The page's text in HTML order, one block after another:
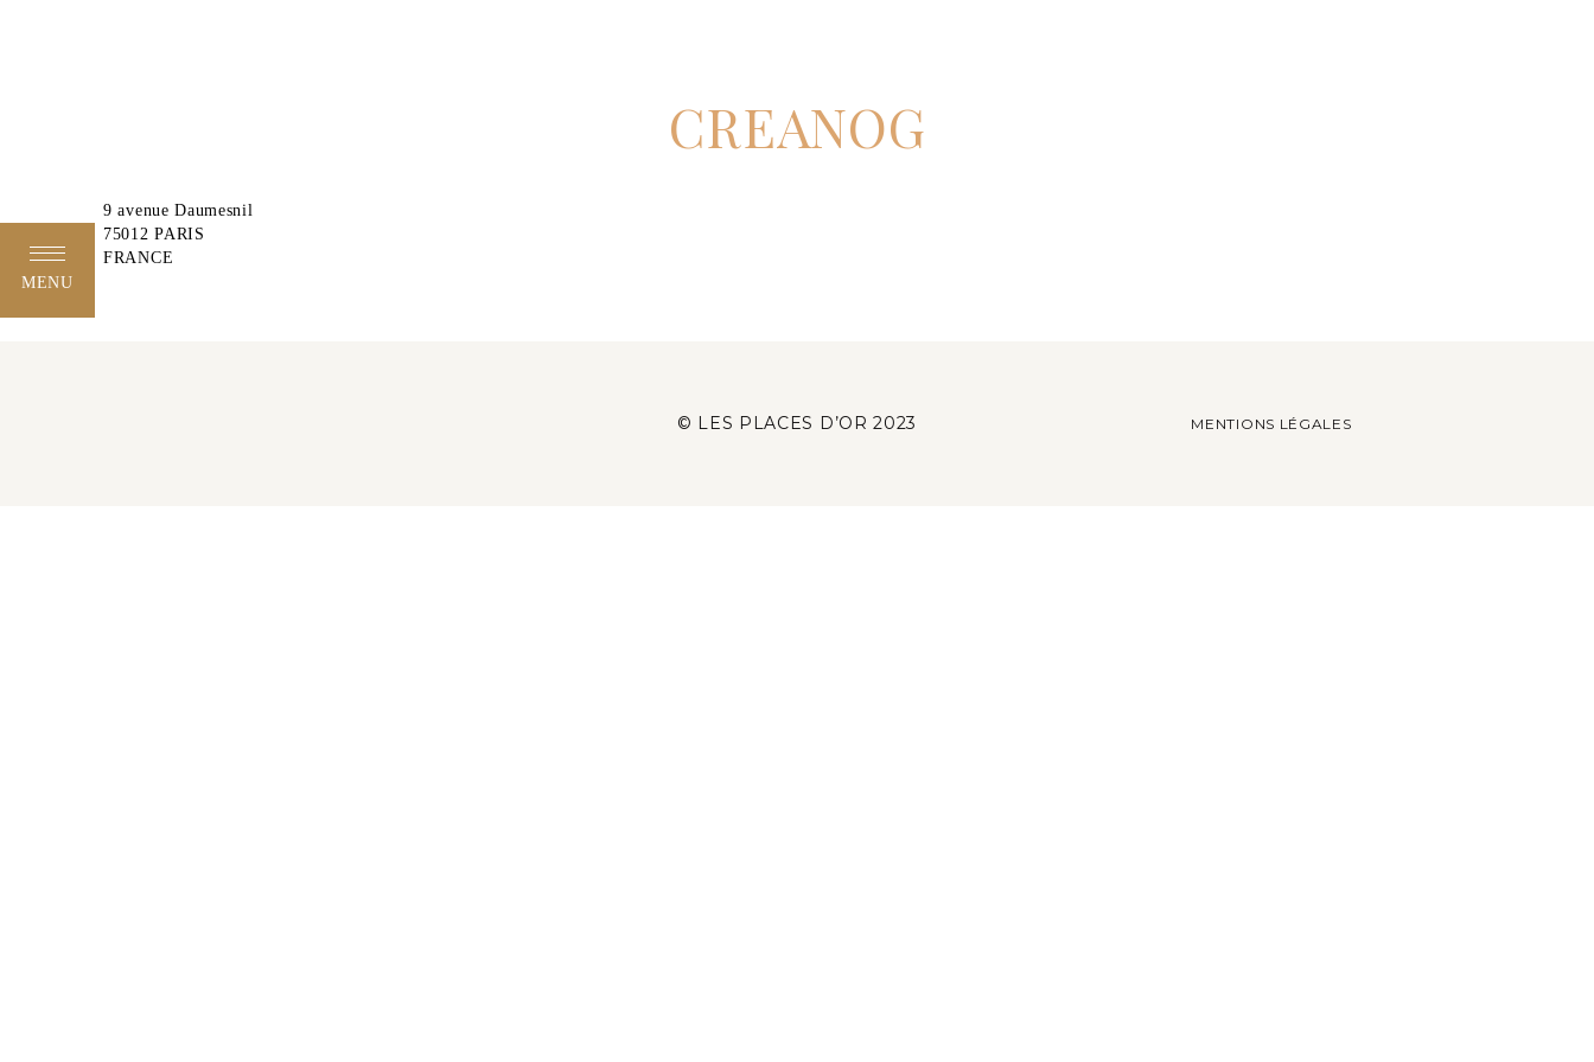
MENU
CREANOG
9 avenue Daumesnil
75012 PARIS
FRANCE
© LES PLACES D’OR 2023 MENTIONS LÉGALES